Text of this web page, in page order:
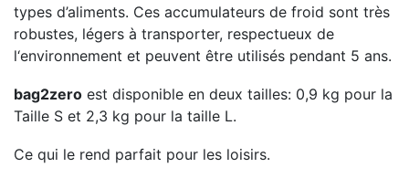
types d’aliments. Ces accumulateurs de froid sont très
robustes, légers à transporter, respectueux de
l‘environnement et peuvent être utilisés pendant 5 ans.
bag2zero est disponible en deux tailles: 0,9 kg pour la
Taille S et 2,3 kg pour la taille L.
Ce qui le rend parfait pour les loisirs.